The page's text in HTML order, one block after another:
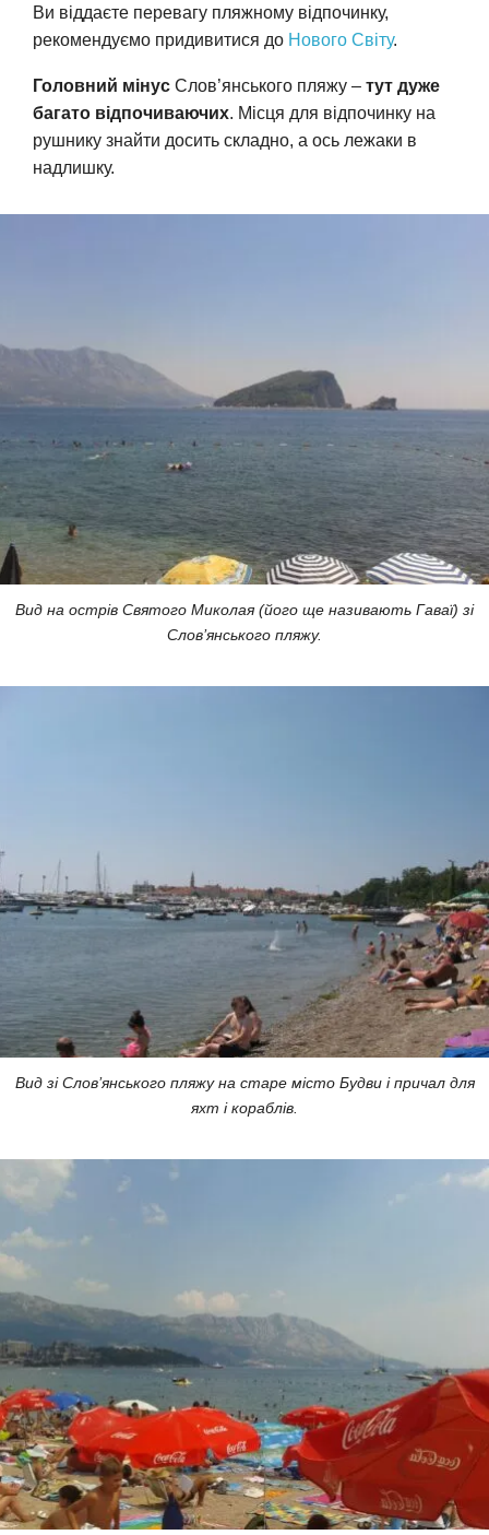
Ви віддаєте перевагу пляжному відпочинку,
рекомендуємо придивитися до Нового Світу.
Головний мінус Слов’янського пляжу – тут дуже
багато відпочиваючих. Місця для відпочинку на
рушнику знайти досить складно, а ось лежаки в
надлишку.
Вид на острів Святого Миколая (його ще називають Гаваї) зі
Слов’янського пляжу.
Вид зі Слов’янського пляжу на старе місто Будви і причал для
яхт і кораблів.